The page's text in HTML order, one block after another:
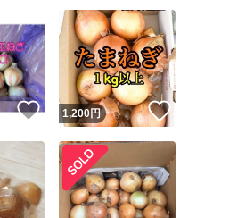
いいね！
1,200円